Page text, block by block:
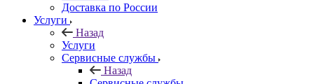
Доставка по России
Услуги
Назад
Услуги
Сервисные службы
Назад